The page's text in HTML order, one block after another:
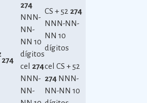
274
274
NNN-
NN-
NN 10
dígitos
CS + 52 274
NNN-NN-
NN 10
dígitos
cel 274
NNN-
NN-
cel CS + 52
274 NNN-
NN-NN 10